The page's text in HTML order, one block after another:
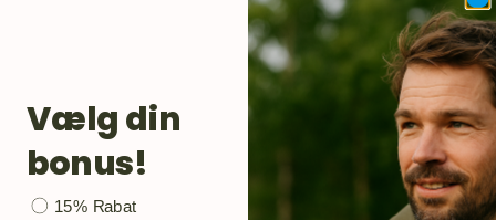
Vælg din
bonus!
Bonusgave
15% Rabat